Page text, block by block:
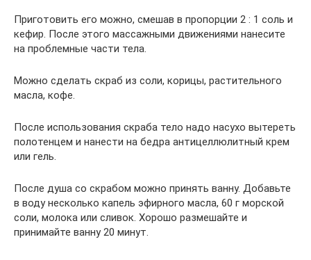
Приготовить его можно, смешав в пропорции 2 : 1 соль и
кефир. После этого массажными движениями нанесите
на проблемные части тела.
Можно сделать скраб из соли, корицы, растительного
масла, кофе.
После использования скраба тело надо насухо вытереть
полотенцем и нанести на бедра антицеллюлитный крем
или гель.
После душа со скрабом можно принять ванну. Добавьте
в воду несколько капель эфирного масла, 60 г морской
соли, молока или сливок. Хорошо размешайте и
принимайте ванну 20 минут.